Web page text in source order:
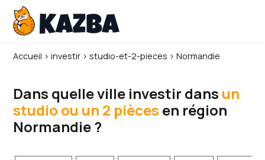
Accueil ›investir ›studio-et-2-pieces ›Normandie
Dans quelle ville investir dans un
studio ou un 2 pièces en région
Normandie ?